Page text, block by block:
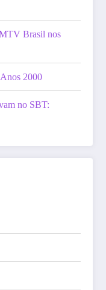
Brasil nos
2000
no SBT: